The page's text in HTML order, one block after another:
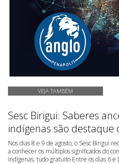
VEJA TAMBÉM
Sesc Birigui: Saberes
indígenas são destaque
Nos dias 8 e 9 de agosto, o Sesc Birigui
a conhecer os múltiplos significados do
indígenas; tudo gratuito Entre os dias 6 e